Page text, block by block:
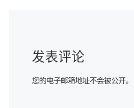
发表评论
您的电子邮箱地址不会被公开。